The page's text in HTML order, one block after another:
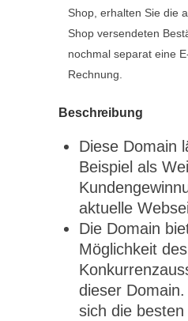
Shop, erhalten Sie die
Shop versendeten
nochmal separat eine
Rechnung.
Beschreibung
Diese Domain
Beispiel als
aktuelle
Die Domain
Möglichkeit des
dieser
sich die